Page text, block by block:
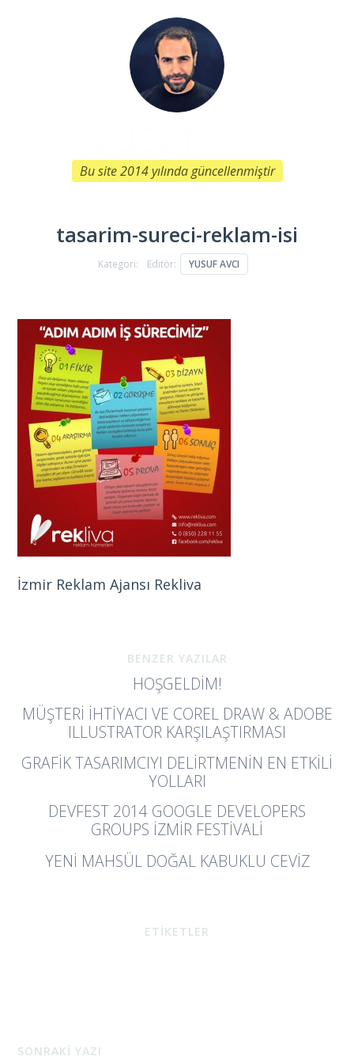
Bu site 2014 yılında güncellenmiştir
tasarim-sureci-reklam-isi
Kategori: Editör: YUSUF AVCI
İzmir Reklam Ajansı Rekliva
BENZER YAZILAR
HOŞGELDIM!
MÜŞTERI İHTIYACI VE COREL DRAW & ADOBE
ILLUSTRATOR KARŞILAŞTIRMASI
GRAFIK TASARIMCIYI DELIRTMENIN EN ETKILI
YOLLARI
DEVFEST 2014 GOOGLE DEVELOPERS
GROUPS İZMIR FESTIVALI
YENI MAHSÜL DOĞAL KABUKLU CEVİZ
ETİKETLER
SONRAKİ YAZI